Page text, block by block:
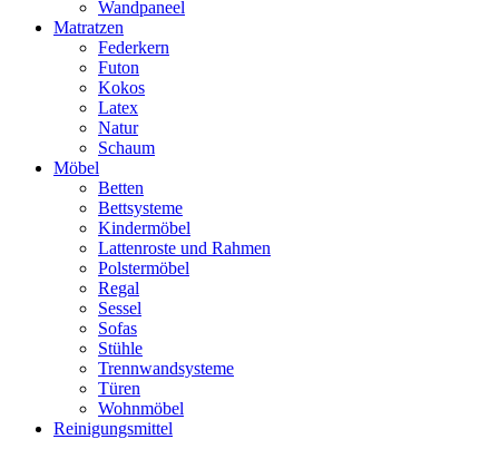
Wandpaneel
Matratzen
Federkern
Futon
Kokos
Latex
Natur
Schaum
Möbel
Betten
Bettsysteme
Kindermöbel
Lattenroste und Rahmen
Polstermöbel
Regal
Sessel
Sofas
Stühle
Trennwandsysteme
Türen
Wohnmöbel
Reinigungsmittel